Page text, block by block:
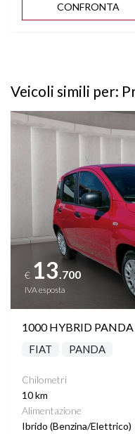
CONFRONTA
Veicoli simili per:
Vedi dettagli
€ 13 .700
IVA esposta
1000 HYBRID
FIAT PANDA
Chilometri
10 km
Alimentazione
Ibrido (Benzina/Elettrico)